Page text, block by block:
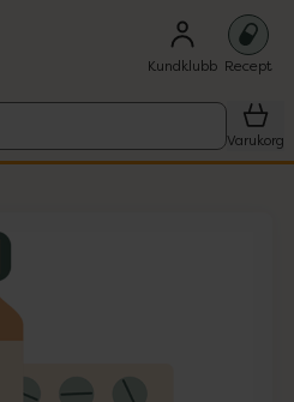
Kundklubb Recept
Varukorg
1 objekt.